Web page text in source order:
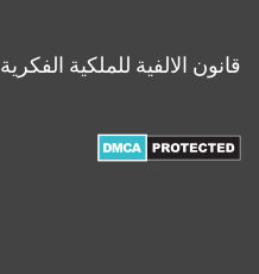
قانون الالفية للملكية الفكرية